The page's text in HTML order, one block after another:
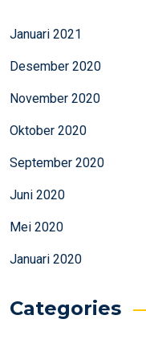
Januari 2021
Desember 2020
November 2020
Oktober 2020
September 2020
Juni 2020
Mei 2020
Januari 2020
Categories